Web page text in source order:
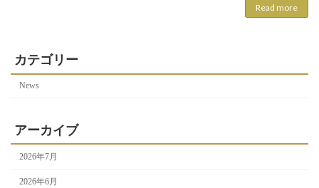
Read more
カテゴリー
News
アーカイブ
2026年7月
2026年6月